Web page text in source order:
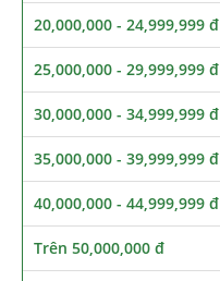
20,000,000 - 24,999,999 đ
25,000,000 - 29,999,999 đ
30,000,000 - 34,999,999 đ
35,000,000 - 39,999,999 đ
40,000,000 - 44,999,999 đ
Trên 50,000,000 đ